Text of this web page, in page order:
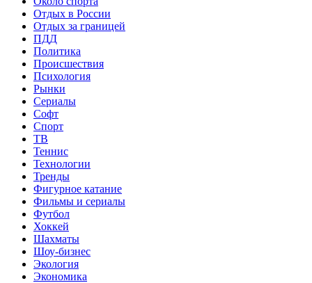
Отдых в России
Отдых за границей
ПДД
Политика
Происшествия
Психология
Рынки
Сериалы
Софт
Спорт
ТВ
Теннис
Технологии
Тренды
Фигурное катание
Фильмы и сериалы
Футбол
Хоккей
Шахматы
Шоу-бизнес
Экология
Экономика